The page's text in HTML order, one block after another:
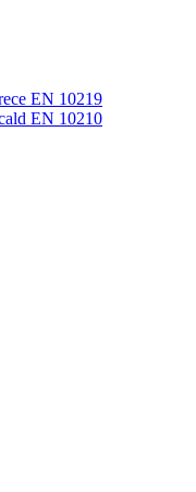
EN 10219
EN 10210